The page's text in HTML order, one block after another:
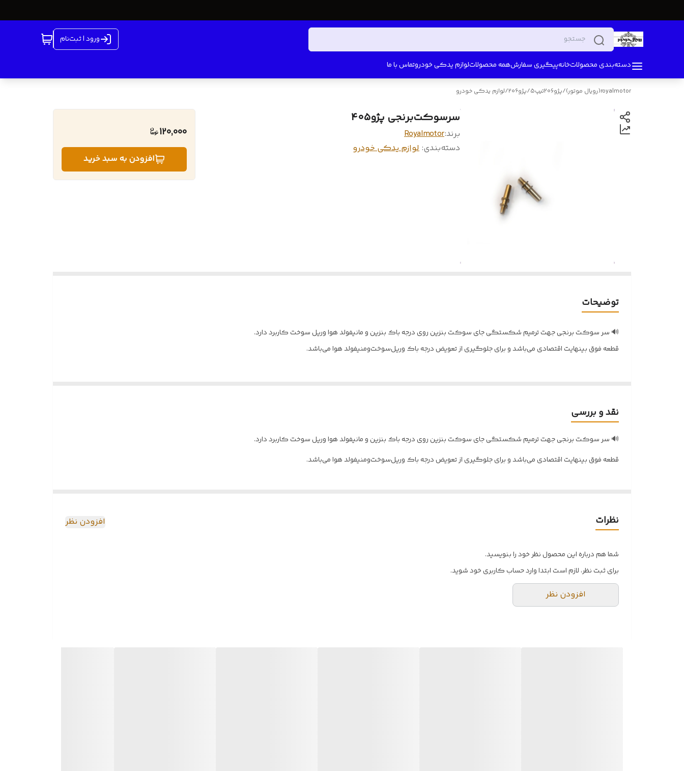
ورود | ثبت‌نام
دسته‌بندی محصولاتخانهپیگیری سفارشهمه محصولاتلوازم یدکی خودروتماس با ما
royalmotor(رویال موتور) /پژو206تیپ5 /پژو۲۰۶ /لوازم یدکی خودرو
سرسوکت‌برنجی پژو۴۰۵
برند:Royalmotor
دسته‌بندی: لوازم یدکی خودرو
120,000
افزودن به سبد خرید
توضیحات
🔊 سر سوکت برنجی جهت ترمیم شکستگی جای سوکت بنزین روی درجه باک بنزین و مانیفولد هوا وریل سوخت کاربرد دارد.
قطعه فوق بینهایت اقتصادی می‌باشد و برای جلوگیری از تعویض درجه باک وریل‌سوخت‌ومنیفولد هوا می‌باشد.
نقد و بررسی
🔊 سر سوکت برنجی جهت ترمیم شکستگی جای سوکت بنزین روی درجه باک بنزین و مانیفولد هوا وریل سوخت کاربرد دارد.
قطعه فوق بینهایت اقتصادی می‌باشد و برای جلوگیری از تعویض درجه باک وریل‌سوخت‌ومنیفولد هوا می‌باشد.
نظرات افزودن نظر
شما هم درباره این محصول نظر خود را بنویسید.
برای ثبت نظر، لازم است ابتدا وارد حساب کاربری خود شوید.
افزودن نظر